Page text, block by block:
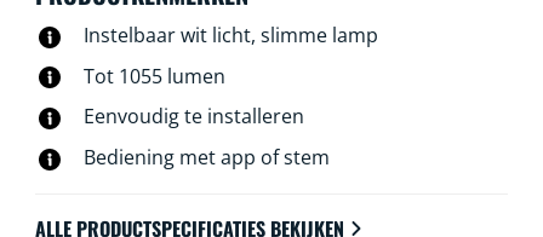
Instelbaar wit licht, slimme lamp
Tot 1055 lumen
Eenvoudig te installeren
Bediening met app of stem
ALLE PRODUCTSPECIFICATIES BEKIJKEN